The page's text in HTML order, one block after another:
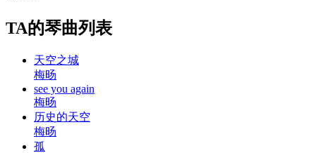
TA的琴曲列表
天空之城
梅旸
see you again
梅旸
历史的天空
梅旸
孤